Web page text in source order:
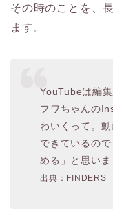
その時のことを、
ます。
YouTubeは編
フワちゃんの
わいくって。
できているの
める」と思いま
出典：FINDERS